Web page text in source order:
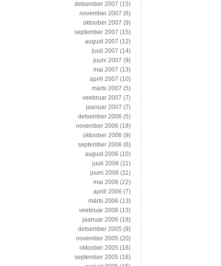
detsember 2007 (15)
november 2007 (6)
oktoober 2007 (9)
september 2007 (15)
august 2007 (12)
juuli 2007 (14)
juuni 2007 (9)
mai 2007 (13)
aprill 2007 (10)
märts 2007 (5)
veebruar 2007 (7)
jaanuar 2007 (7)
detsember 2006 (5)
november 2006 (18)
oktoober 2006 (9)
september 2006 (6)
august 2006 (10)
juuli 2006 (11)
juuni 2006 (11)
mai 2006 (22)
aprill 2006 (7)
märts 2006 (13)
veebruar 2006 (13)
jaanuar 2006 (18)
detsember 2005 (9)
november 2005 (20)
oktoober 2005 (16)
september 2005 (16)